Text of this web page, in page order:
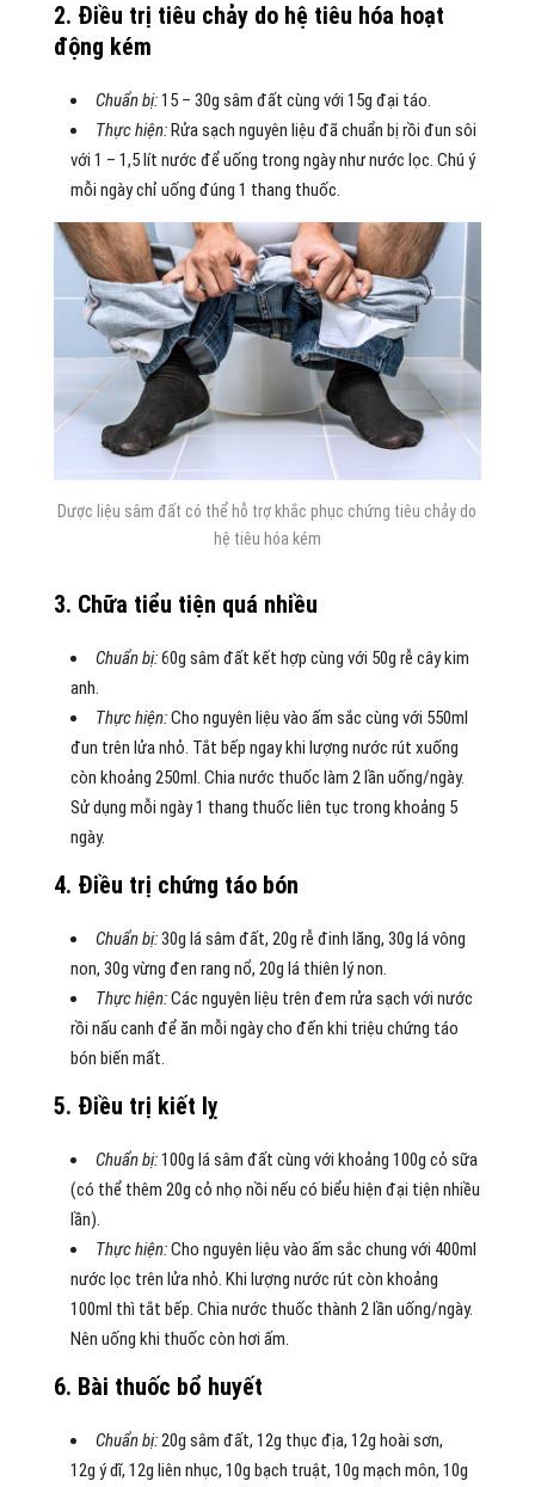
2. Điều trị tiêu chảy do hệ tiêu hóa hoạt
động kém
Chuẩn bị:15 – 30g sâm đất cùng với 15g đại táo.
Thực hiện:Rửa sạch nguyên liệu đã chuẩn bị rồi đun sôi
với 1 – 1,5 lít nước để uống trong ngày như nước lọc. Chú ý
mỗi ngày chỉ uống đúng 1 thang thuốc.
Dược liệu sâm đất có thể hỗ trợ khắc phục chứng tiêu chảy do
hệ tiêu hóa kém
3. Chữa tiểu tiện quá nhiều
Chuẩn bị:60g sâm đất kết hợp cùng với 50g rễ cây kim
anh.
Thực hiện:Cho nguyên liệu vào ấm sắc cùng với 550ml
đun trên lửa nhỏ. Tắt bếp ngay khi lượng nước rút xuống
còn khoảng 250ml. Chia nước thuốc làm 2 lần uống/ngày.
Sử dụng mỗi ngày 1 thang thuốc liên tục trong khoảng 5
ngày.
4. Điều trị chứng táo bón
Chuẩn bị:30g lá sâm đất, 20g rễ đinh lăng, 30g lá vông
non, 30g vừng đen rang nổ, 20g lá thiên lý non.
Thực hiện:Các nguyên liệu trên đem rửa sạch với nước
rồi nấu canh để ăn mỗi ngày cho đến khi triệu chứng táo
bón biến mất.
5. Điều trị kiết lỵ
Chuẩn bị:100g lá sâm đất cùng với khoảng 100g cỏ sữa
(có thể thêm 20g cỏ nhọ nồi nếu có biểu hiện đại tiện nhiều
lần).
Thực hiện:Cho nguyên liệu vào ấm sắc chung với 400ml
nước lọc trên lửa nhỏ. Khi lượng nước rút còn khoảng
100ml thì tắt bếp. Chia nước thuốc thành 2 lần uống/ngày.
Nên uống khi thuốc còn hơi ấm.
6. Bài thuốc bổ huyết
Chuẩn bị:20g sâm đất, 12g thục địa, 12g hoài sơn,
12g ý dĩ, 12g liên nhục, 10g bạch truật, 10g mạch môn, 10g